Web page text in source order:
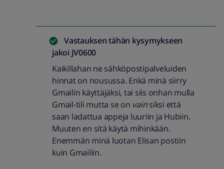
Vastauksen tähän kysymykseen
jakoi JV0600
Kaikillahan ne sähköpostipalveluiden
hinnat on nousussa. Enkä minä siirry
Gmailin käyttäjäksi, tai siis onhan mulla
Gmail-tili mutta se on vainsiksi että
saan ladattua appeja luuriin ja Hubiin.
Muuten en sitä käytä mihinkään.
Enemmän minä luotan Elisan postiin
kuin Gmailiin.